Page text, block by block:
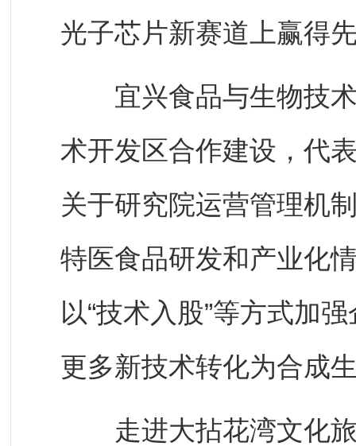
光子芯片新赛道上赢得
宜兴食品与生物技术
术开发区合作建设，代
关于研究院运营管理机
特医食品研发和产业化
以“技术入股”等方式加
更多新技术转化为合成
走进大拈花湾文化旅